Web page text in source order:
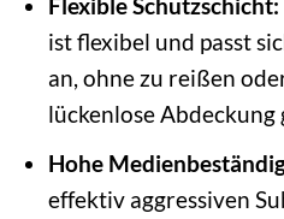
ist flexibel und passt
an, ohne zu reißen
lückenlose
Hohe
effektiv aggressiven